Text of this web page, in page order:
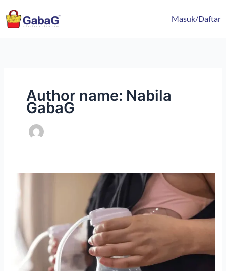
ke
konten
Masuk/Daftar
Author name: Nabila
GabaG
Manfaat
Ibu
Elektrik